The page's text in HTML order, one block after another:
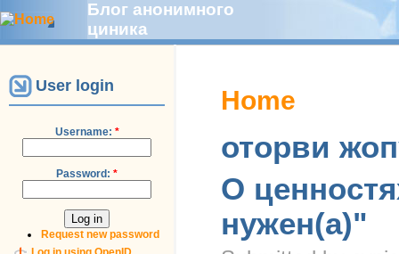
Блог анонимного
циника
User login
Username: *
Password: *
Request new password
Home
оторви
О
нужен(а)"